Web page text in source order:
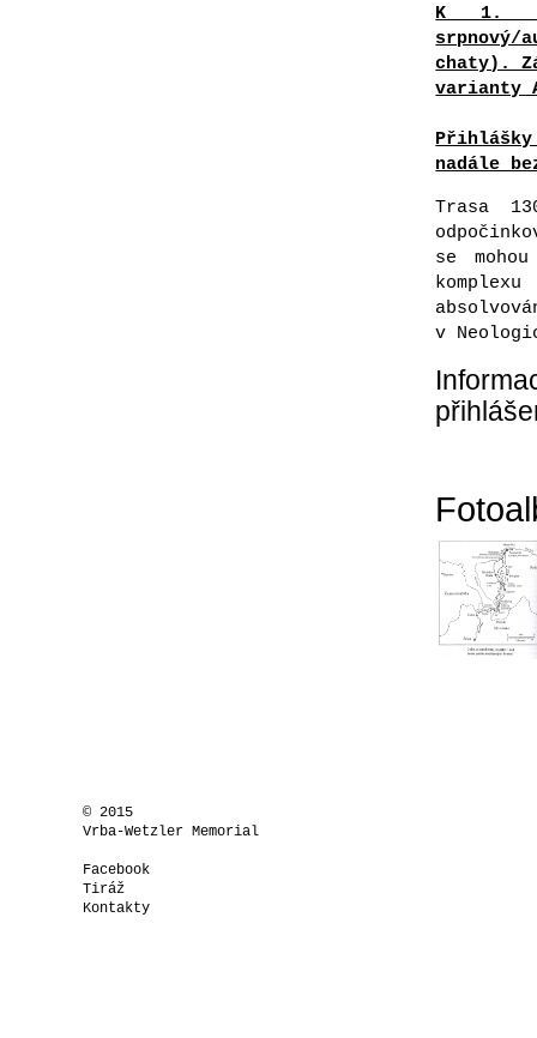
K 1.
chaty).
varianty
nadále
Trasa
se
v
© 2015
Vrba-Wetzler Memorial
Facebook
Tiráž
Kontakty